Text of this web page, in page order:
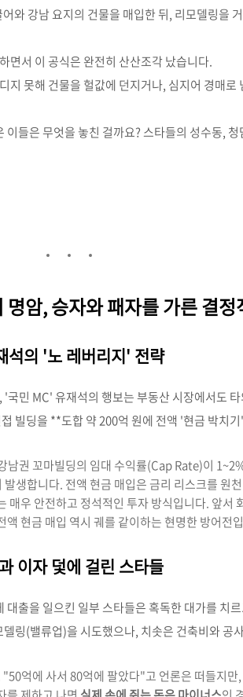
와 강남 요지의 건물을 매입한 뒤, 리모델링을
면서 이 공식은 완전히 산산조각 났습니다.
지 못해 건물을 헐값에 던지거나, 심지어 경매로
들은 무엇을 놓친 걸까요? 스타들의 성수동,
암, 승자와 패자를 가른 결정
의 '노 레버리지' 전략
민 MC' 유재석의 행보는 부동산 시장에서도
빌딩을 **도합 약 200억 원에 전액 '현금 박치
남권 꼬마빌딩의 임대 수익률(Cap Rate)이
생합니다. 전액 현금 매입은 금리 리스크를 원
매우 안전하고 정석적인 투자 방식입니다. 앞서
현금 매입 역시 궤를 같이하는 현명한 방어전
이자 덫에 걸린 스타들
출을 일으킨 일부 스타들은 혹독한 대가를 치
링(밸류업)을 시도했으나, 치솟은 건축비와 공
억에 사서 80억에 팔았다"고 언론은 떠들지만